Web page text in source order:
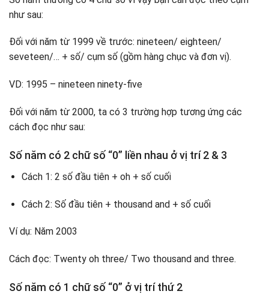
như sau:
Đối với năm từ 1999 về trước: nineteen/ eighteen/
seveteen/… + số/ cụm số (gồm hàng chục và đơn vị).
VD: 1995 – nineteen ninety-five
Đối với năm từ 2000, ta có 3 trường hợp tương ứng các
cách đọc như sau:
Số năm có 2 chữ số “0” liền nhau ở vị trí 2 & 3
Cách 1: 2 số đầu tiên + oh + số cuối
Cách 2: Số đầu tiên + thousand and + số cuối
Ví dụ: Năm 2003
Cách đọc: Twenty oh three/ Two thousand and three.
Số năm có 1 chữ số “0” ở vị trí thứ 2